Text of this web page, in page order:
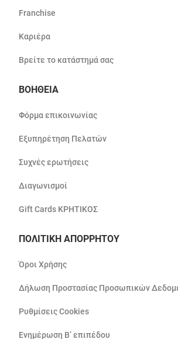
Franchise
Καριέρα
Βρείτε το κατάστημά σας
ΒΟΗΘΕΙΑ
Φόρμα επικοινωνίας
Εξυπηρέτηση Πελατών
Συχνές ερωτήσεις
Διαγωνισμοί
Gift Cards ΚΡΗΤΙΚΟΣ
ΠΟΛΙΤΙΚΗ ΑΠΟΡΡΗΤΟΥ
Όροι Χρήσης
Δήλωση Προστασίας Προσωπικών
Ρυθμίσεις Cookies
Ενημέρωση Β’ επιπέδου